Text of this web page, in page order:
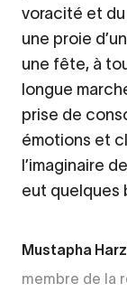
voracité et
une proie
une fête, à
longue
prise de
émotions et
l’imaginaire
eut quelques
Mustapha
membre de la